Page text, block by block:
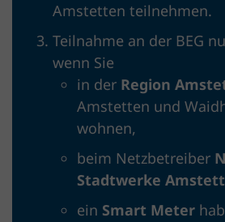
Amstetten teilnehmen.
Teilnahme an der BEG
wenn Sie
in der Region
Amstetten und
wohnen,
beim Netzbetreiber
Stadtwerke
ein Smart Meter